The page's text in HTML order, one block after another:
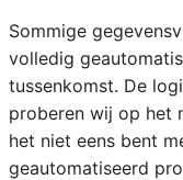
Sommige
volledig
tussenkomst. De
proberen wij op het
het niet eens bent
geautomatiseerd